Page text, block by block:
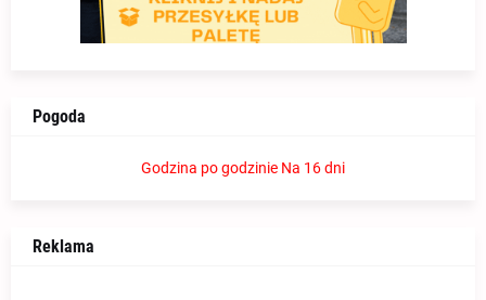
Pogoda
Godzina po godzinie Na 16 dni
Reklama